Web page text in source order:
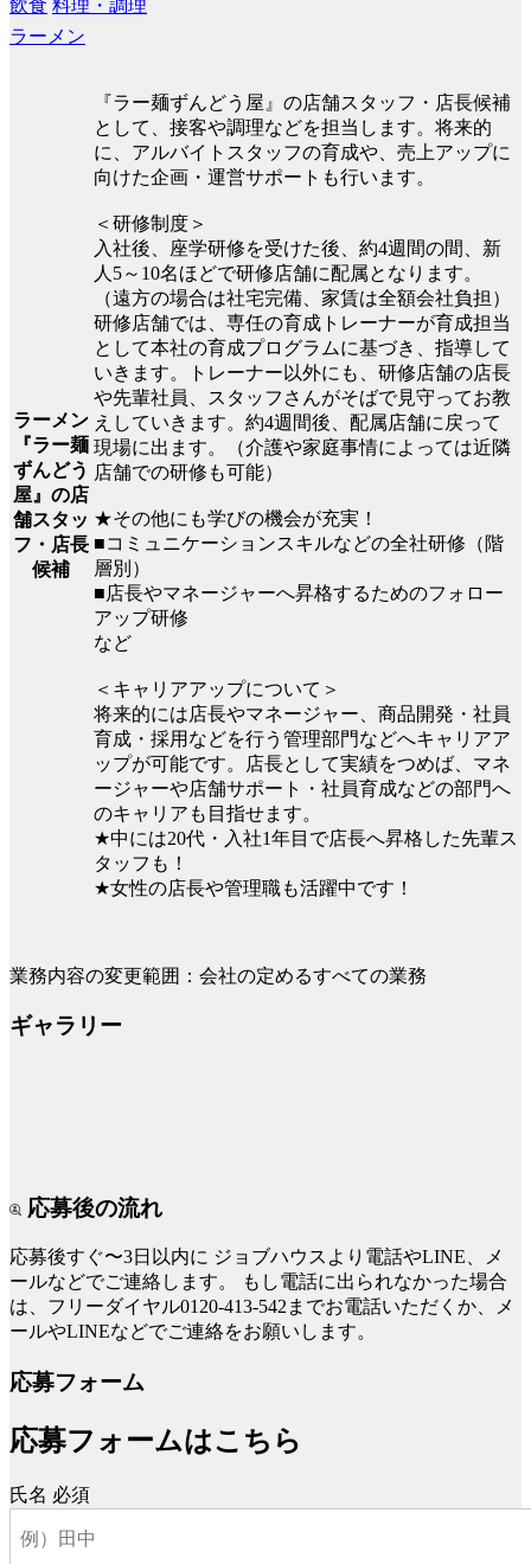
飲食 料理・調理
ラーメン
ラーメン
『ラー麺
ずんどう
屋』の店
舗スタッ
フ・店長
候補
『ラー麺ずんどう屋』の店舗スタッフ・店長候補
として、接客や調理などを担当します。将来的
に、アルバイトスタッフの育成や、売上アップに
向けた企画・運営サポートも行います。
＜研修制度＞
入社後、座学研修を受けた後、約4週間の間、新
人5～10名ほどで研修店舗に配属となります。
（遠方の場合は社宅完備、家賃は全額会社負担）
研修店舗では、専任の育成トレーナーが育成担当
として本社の育成プログラムに基づき、指導して
いきます。トレーナー以外にも、研修店舗の店長
や先輩社員、スタッフさんがそばで見守ってお教
えしていきます。約4週間後、配属店舗に戻って
現場に出ます。（介護や家庭事情によっては近隣
店舗での研修も可能）
★その他にも学びの機会が充実！
■コミュニケーションスキルなどの全社研修（階
層別）
■店長やマネージャーへ昇格するためのフォロー
アップ研修
など
＜キャリアアップについて＞
将来的には店長やマネージャー、商品開発・社員
育成・採用などを行う管理部門などへキャリアア
ップが可能です。店長として実績をつめば、マネ
ージャーや店舗サポート・社員育成などの部門へ
のキャリアも目指せます。
★中には20代・入社1年目で店長へ昇格した先輩ス
タッフも！
★女性の店長や管理職も活躍中です！
業務内容の変更範囲：会社の定めるすべての業務
ギャラリー
応募後の流れ
応募後すぐ〜3日以内に ジョブハウスより電話やLINE、メ
ールなどでご連絡します。
もし電話に出られなかった場合
は、フリーダイヤル0120-413-542までお電話いただくか、メ
ールやLINEなどでご連絡をお願いします。
応募フォーム
応募フォームはこちら
氏名 必須